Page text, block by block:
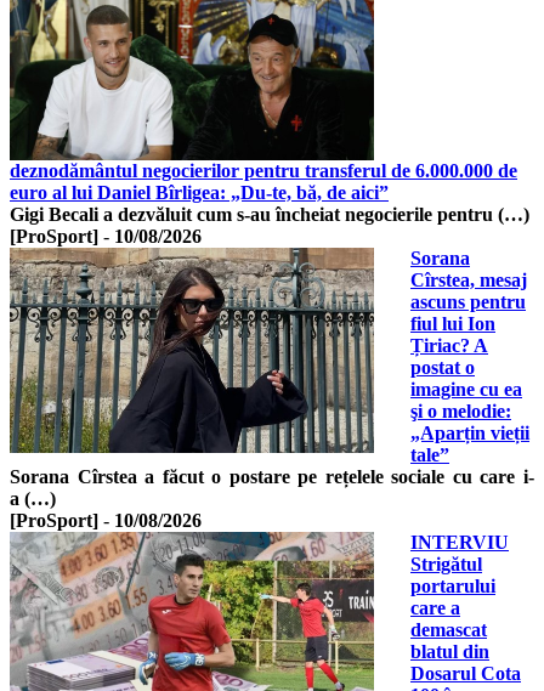
deznodământul negocierilor pentru transferul de 6.000.000 de
euro al lui Daniel Bîrligea: „Du-te, bă, de aici”
Gigi Becali a dezvăluit cum s-au încheiat negocierile pentru (…)
[ProSport] - 10/08/2026
Sorana
Cîrstea, mesaj
ascuns pentru
fiul lui Ion
Țiriac? A
postat o
imagine cu ea
şi o melodie:
„Aparțin vieții
tale”
Sorana Cîrstea a făcut o postare pe rețelele sociale cu care i-
a (…)
[ProSport] - 10/08/2026
INTERVIU
Strigătul
portarului
care a
demascat
blatul din
Dosarul Cota